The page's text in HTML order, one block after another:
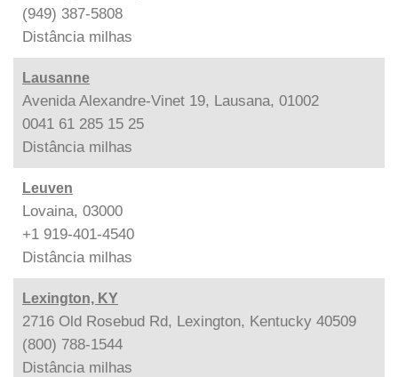
(949) 387-5808
Distância milhas
Lausanne
Avenida Alexandre-Vinet 19, Lausana, 01002
0041 61 285 15 25
Distância milhas
Leuven
Lovaina, 03000
+1 919-401-4540
Distância milhas
Lexington, KY
2716 Old Rosebud Rd, Lexington, Kentucky 40509
(800) 788-1544
Distância milhas